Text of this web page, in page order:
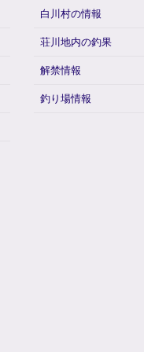
白川村の情報
荘川地内の釣果
解禁情報
釣り場情報